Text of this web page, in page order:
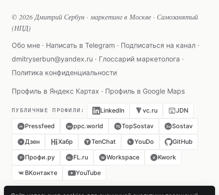
© 2026 Дмитрий Сербун · маркетинг в Москве · Самозанятый
(НПД)
Обо мне · Написать в Telegram · Подписаться на канал ·
dmitryserbun@yandex.ru · Глоссарий маркетолога ·
Политика конфиденциальности
Профиль в Яндекс Картах · Профиль в Google Maps
ПУБЛИЧНЫЕ ПРОФИЛИ: LinkedIn vc.ru JDN
Pf Pressfeed ppc ppc.world TS TopSostav So Sostav
Дзен Хабр TenChat YouDo GitHub
P Профи.ру FL FL.ru W Workspace K Kwork
ВКонтакте YouTube